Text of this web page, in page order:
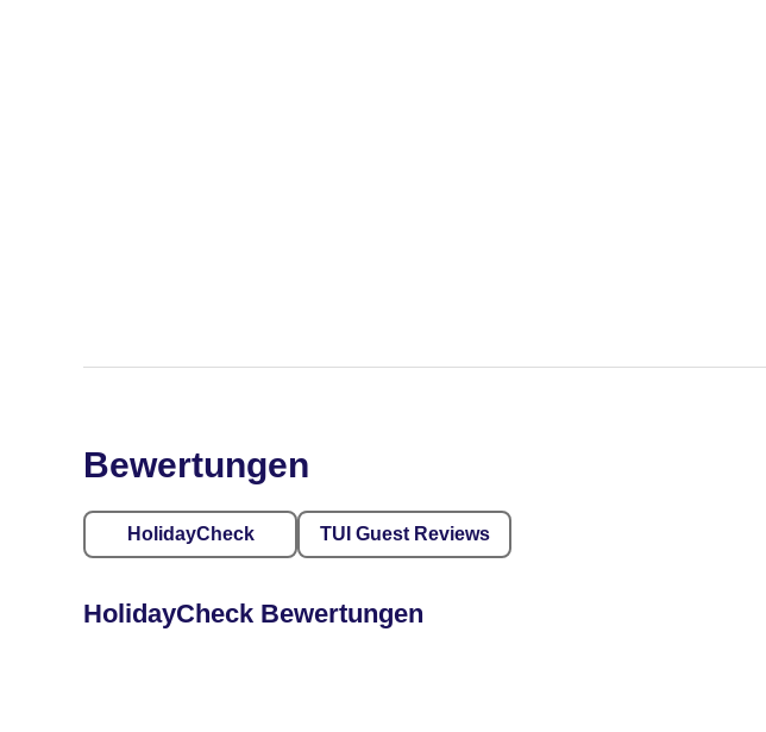
Bewertungen
HolidayCheck TUI Guest Reviews
HolidayCheck Bewertungen